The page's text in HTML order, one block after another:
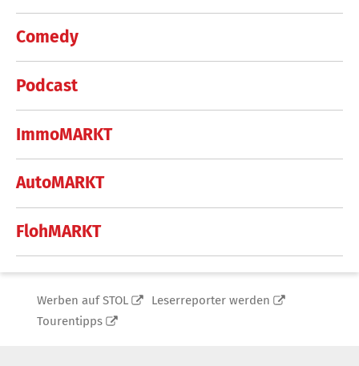
Comedy
Podcast
ImmoMARKT
AutoMARKT
FlohMARKT
Werben auf STOL
Leserreporter werden
Tourentipps